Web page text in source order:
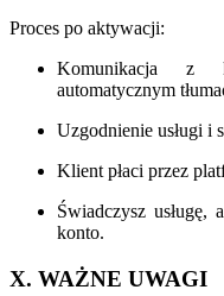
Proces po aktywacji:
Komunikacja z
automatycznym
Uzgodnienie usługi i
Klient płaci przez
Świadczysz usługę,
konto.
X. WAŻNE UWAGI